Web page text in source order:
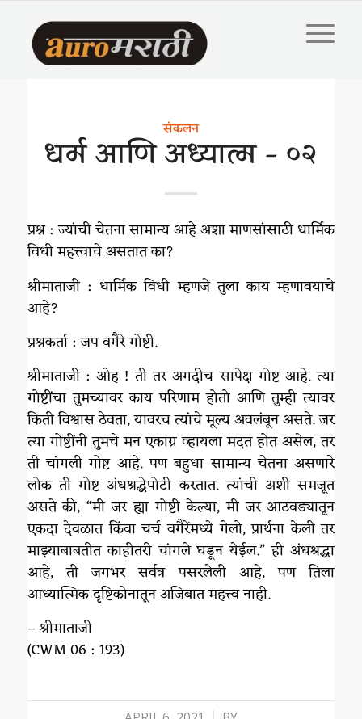
संकलन
धर्म आणि अध्यात्म – ०२
प्रश्न : ज्यांची चेतना सामान्य आहे अशा माणसांसाठी धार्मिक
विधी महत्त्वाचे असतात का?
श्रीमाताजी : धार्मिक विधी म्हणजे तुला काय म्हणावयाचे
आहे?
प्रश्नकर्ता : जप वगैरे गोष्टी.
श्रीमाताजी : ओह ! ती तर अगदीच सापेक्ष गोष्ट आहे. त्या
गोष्टींचा तुमच्यावर काय परिणाम होतो आणि तुम्ही त्यावर
किती विश्वास ठेवता, यावरच त्यांचे मूल्य अवलंबून असते. जर
त्या गोष्टींनी तुमचे मन एकाग्र व्हायला मदत होत असेल, तर
ती चांगली गोष्ट आहे. पण बहुधा सामान्य चेतना असणारे
लोक ती गोष्ट अंधश्रद्धेपोटी करतात. त्यांची अशी समजूत
असते की, “मी जर ह्या गोष्टी केल्या, मी जर आठवड्यातून
एकदा देवळात किंवा चर्च वगैरेंमध्ये गेलो, प्रार्थना केली तर
माझ्याबाबतीत काहीतरी चांगले घडून येईल.” ही अंधश्रद्धा
आहे, ती जगभर सर्वत्र पसरलेली आहे, पण तिला
आध्यात्मिक दृष्टिकोनातून अजिबात महत्त्व नाही.
– श्रीमाताजी
(CWM 06 : 193)